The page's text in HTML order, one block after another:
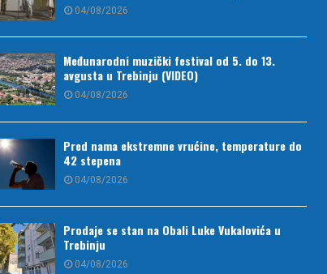
04/08/2026
Međunarodni muzički festival od 5. do 13.
avgusta u Trebinju (VIDEO)
04/08/2026
Pred nama ekstremne vrućine, temperature do
42 stepena
04/08/2026
Prodaje se stan na Obali Luke Vukalovića u
Trebinju
04/08/2026